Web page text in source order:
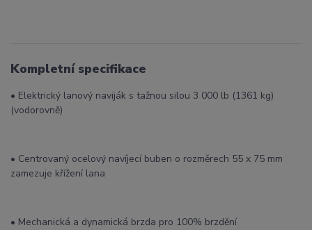
Kompletní specifikace
• Elektrický lanový naviják s tažnou silou 3 000 lb (1361 kg)
(vodorovně)
• Centrovaný ocelový navíjecí buben o rozměrech 55 x 75 mm
zamezuje křížení lana
• Mechanická a dynamická brzda pro 100% brzdění